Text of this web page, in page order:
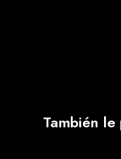
También